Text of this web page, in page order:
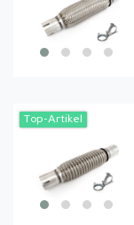
Top-Artikel